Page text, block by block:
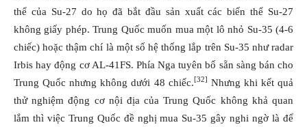
thể của Su-27 do họ đã bắt đầu sản xuất các biến thể Su-27
không giấy phép. Trung Quốc muốn mua một lô nhỏ Su-35 (4-6
chiếc) hoặc thậm chí là một số hệ thống lắp trên Su-35 như radar
Irbis hay động cơ AL-41FS. Phía Nga tuyên bố sẵn sàng bán cho
Trung Quốc nhưng không dưới 48 chiếc.[32] Nhưng khi kết quả
thử nghiệm động cơ nội địa của Trung Quốc không khả quan
lắm thì việc Trung Quốc đề nghị mua Su-35 gây nghi ngờ là để